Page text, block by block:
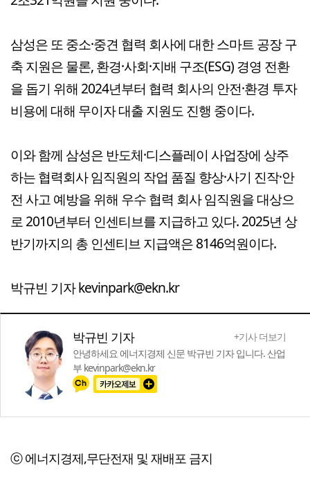
삼성은 또 중소·중견 협력 회사에 대한 스마트 공장 구
축 지원은 물론, 환경·사회·지배 구조(ESG) 경영 전환
을 돕기 위해 2024년부터 협력 회사의 안전·환경 투자
비용에 대해 무이자 대출 지원도 진행 중이다.
이와 함께 삼성은 반도체·디스플레이 사업장에 상주
하는 협력회사 임직원의 작업 품질 향상·사기 진작·안
전 사고 예방을 위해 우수 협력 회사 임직원을 대상으
로 2010년부터 인센티브를 지급하고 있다. 2025년 상
반기까지의 총 인센티브 지급액은 8146억원이다.
박규빈 기자 kevinpark@ekn.kr
박규빈 기자
+기사 더보기
안녕하세요 에너지경제 신문 박규빈 기자 입니다. 산업
부 kevinpark@ekn.kr
ⓒ 에너지경제,무단전재 및 재배포 금지